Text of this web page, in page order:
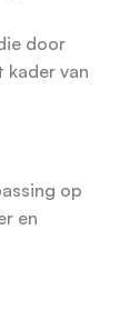
door
kader van
op
en